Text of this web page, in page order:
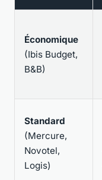
Économique
(Ibis Budget,
B&B)
Standard
(Mercure,
Novotel,
Logis)